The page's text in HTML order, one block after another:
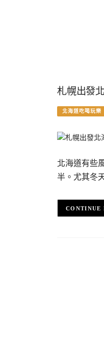
札幌出發
北海道吃喝玩樂
北海道有些
半。尤其冬
CONTINUE